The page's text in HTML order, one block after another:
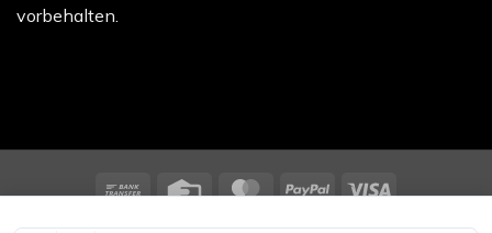
vorbehalten.
Bank
Credit
MasterCardPayPal
melocare GmbH - Online Shop | Besuchen Sie uns unter